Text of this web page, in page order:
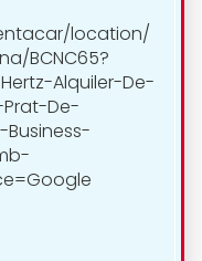
location/
BCNC65?
Alquiler-De-
De-